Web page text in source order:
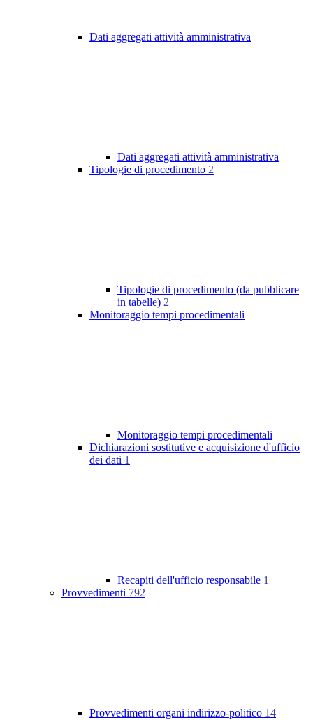
Dati aggregati attività amministrativa
Dati aggregati attività amministrativa
Tipologie di procedimento 2
Tipologie di procedimento (da pubblicare
in tabelle) 2
Monitoraggio tempi procedimentali
Monitoraggio tempi procedimentali
Dichiarazioni sostitutive e acquisizione d'ufficio
dei dati 1
Recapiti dell'ufficio responsabile 1
Provvedimenti 792
Provvedimenti organi indirizzo-politico 14